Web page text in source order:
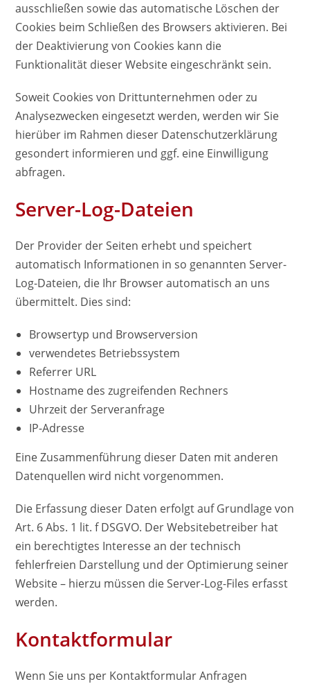
ausschließen sowie das automatische Löschen der
Cookies beim Schließen des Browsers aktivieren. Bei
der Deaktivierung von Cookies kann die
Funktionalität dieser Website eingeschränkt sein.
Soweit Cookies von Drittunternehmen oder zu
Analysezwecken eingesetzt werden, werden wir Sie
hierüber im Rahmen dieser Datenschutzerklärung
gesondert informieren und ggf. eine Einwilligung
abfragen.
Server-Log-Dateien
Der Provider der Seiten erhebt und speichert
automatisch Informationen in so genannten Server-
Log-Dateien, die Ihr Browser automatisch an uns
übermittelt. Dies sind:
Browsertyp und Browserversion
verwendetes Betriebssystem
Referrer URL
Hostname des zugreifenden Rechners
Uhrzeit der Serveranfrage
IP-Adresse
Eine Zusammenführung dieser Daten mit anderen
Datenquellen wird nicht vorgenommen.
Die Erfassung dieser Daten erfolgt auf Grundlage von
Art. 6 Abs. 1 lit. f DSGVO. Der Websitebetreiber hat
ein berechtigtes Interesse an der technisch
fehlerfreien Darstellung und der Optimierung seiner
Website – hierzu müssen die Server-Log-Files erfasst
werden.
Kontaktformular
Wenn Sie uns per Kontaktformular Anfragen